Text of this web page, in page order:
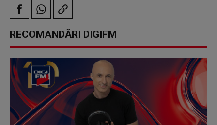
RECOMANDĂRI DIGIFM